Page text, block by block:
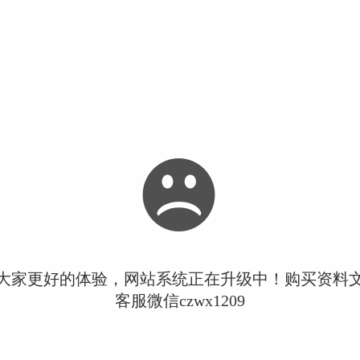
家更好的体验，网站系统正在升级中！购买资料
客服微信czwx1209